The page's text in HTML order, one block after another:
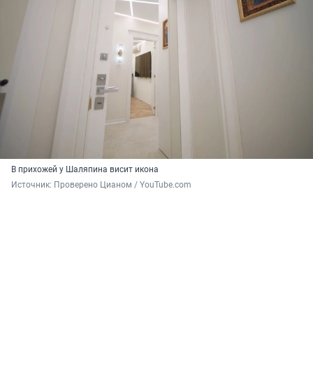
В прихожей у Шаляпина висит икона
Источник: Проверено Цианом / YouTube.com